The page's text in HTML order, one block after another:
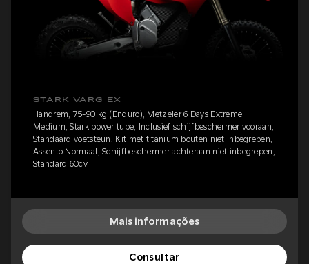
STARK VARG EX
Handrem, 75-90 kg (Enduro), Metzeler 6 Days Extreme
Medium, Stark power tube, Inclusief schijfbeschermer vooraan,
Standaard voetsteun, Kit met titanium bouten niet inbegrepen,
Assento Normaal, Schijfbeschermer achteraan niet inbegrepen,
Standard 60cv
Mais informações
Consultar